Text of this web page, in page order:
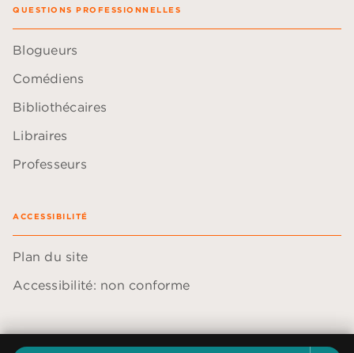
QUESTIONS PROFESSIONNELLES
Blogueurs
Comédiens
Bibliothécaires
Libraires
Professeurs
ACCESSIBILITÉ
Plan du site
Accessibilité: non conforme